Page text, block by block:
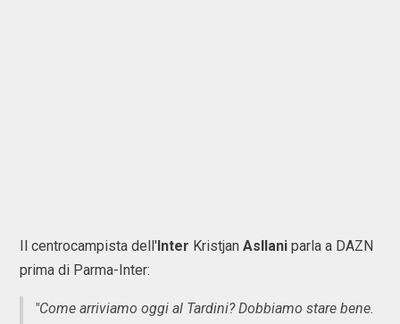
Il centrocampista dell'Inter Kristjan Asllani parla a DAZN
prima di Parma-Inter:
"Come arriviamo oggi al Tardini? Dobbiamo stare bene.